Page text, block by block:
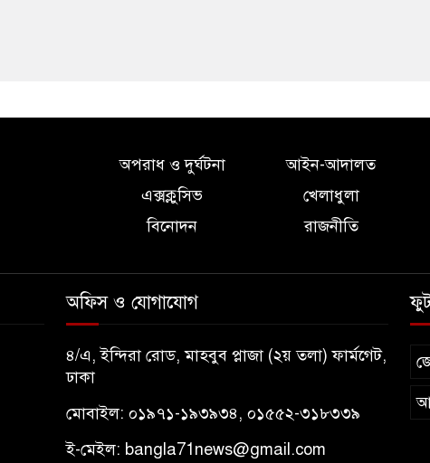
অপরাধ ও দুর্ঘটনা
আইন-আদালত
এক্সক্লুসিভ
খেলাধুলা
বিনোদন
রাজনীতি
অফিস ও যোগাযোগ
৪/এ, ইন্দিরা রোড, মাহবুব প্লাজা (২য় তলা) ফার্মগেট,
ঢাকা
মোবাইল: ০১৯৭১-১৯৩৯৩৪, ০১৫৫২-৩১৮৩৩৯
ই-মেইল: bangla71news@gmail.com